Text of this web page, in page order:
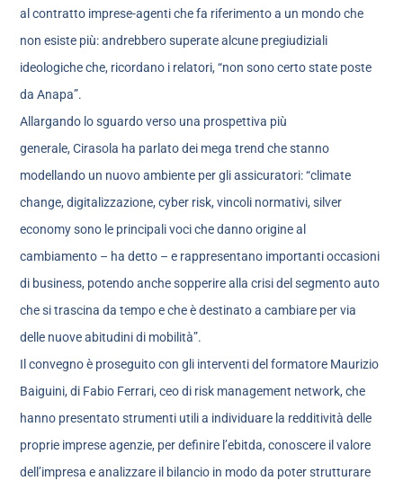
al contratto imprese-agenti che fa riferimento a un mondo che
non esiste più: andrebbero superate alcune pregiudiziali
ideologiche che, ricordano i relatori, “non sono certo state poste
da Anapa”.
Allargando lo sguardo verso una prospettiva più
generale, Cirasola ha parlato dei mega trend che stanno
modellando un nuovo ambiente per gli assicuratori: “climate
change, digitalizzazione, cyber risk, vincoli normativi, silver
economy sono le principali voci che danno origine al
cambiamento – ha detto – e rappresentano importanti occasioni
di business, potendo anche sopperire alla crisi del segmento auto
che si trascina da tempo e che è destinato a cambiare per via
delle nuove abitudini di mobilità”.
Il convegno è proseguito con gli interventi del formatore Maurizio
Baiguini, di Fabio Ferrari, ceo di risk management network, che
hanno presentato strumenti utili a individuare la redditività delle
proprie imprese agenzie, per definire l’ebitda, conoscere il valore
dell’impresa e analizzare il bilancio in modo da poter strutturare